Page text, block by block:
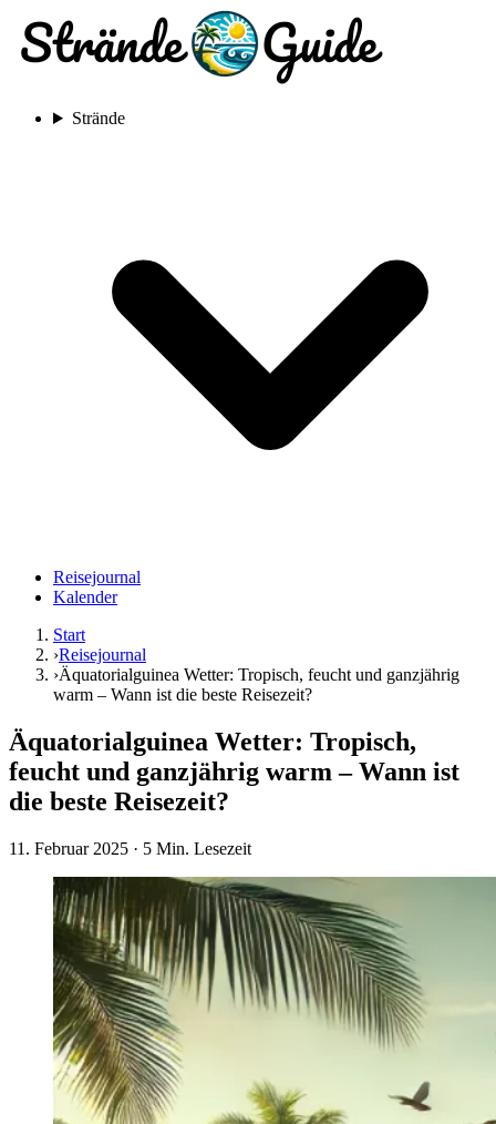
Strände
Reisejournal
Kalender
Start
›Reisejournal
›Äquatorialguinea Wetter: Tropisch, feucht und ganzjährig
warm – Wann ist die beste Reisezeit?
Äquatorialguinea Wetter: Tropisch,
feucht und ganzjährig warm – Wann ist
die beste Reisezeit?
11. Februar 2025 · 5 Min. Lesezeit